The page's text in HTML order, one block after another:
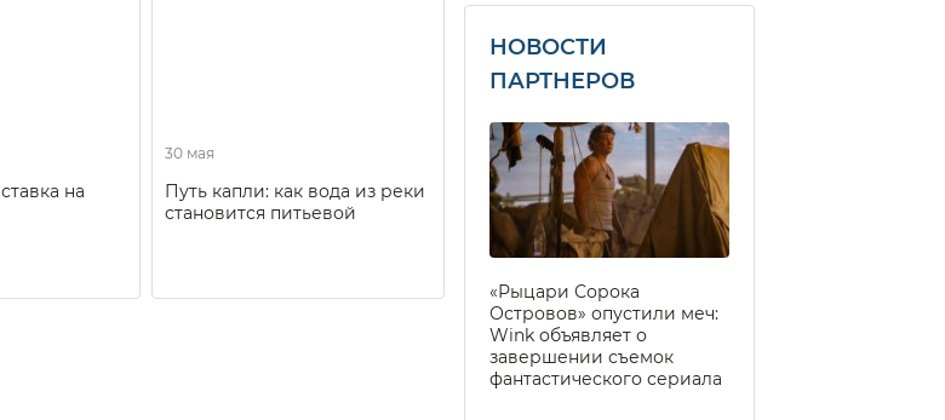
на
30 мая
Путь капли: как вода из реки
становится питьевой
НОВОСТИ
ПАРТНЕРОВ
«Рыцари Сорока
Островов» опустили меч:
Wink объявляет о
завершении съемок
фантастического сериала